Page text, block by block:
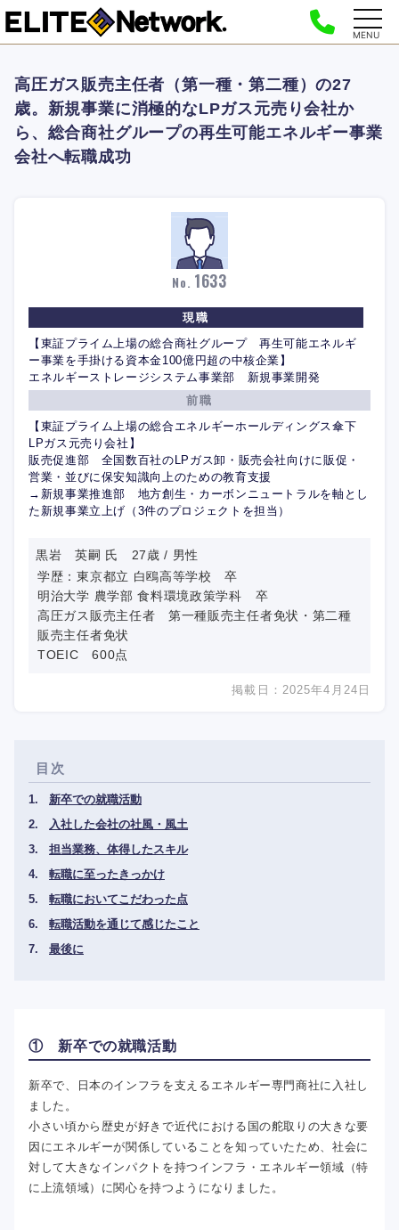
MENU
高圧ガス販売主任者（第一種・第二種）の27
歳。新規事業に消極的なLPガス元売り会社か
ら、総合商社グループの再生可能エネルギー事業
会社へ転職成功
No. 1633
現職
【東証プライム上場の総合商社グループ 再生可能エネルギ
ー事業を手掛ける資本金100億円超の中核企業】
エネルギーストレージシステム事業部 新規事業開発
前職
【東証プライム上場の総合エネルギーホールディングス傘下
LPガス元売り会社】
販売促進部 全国数百社のLPガス卸・販売会社向けに販促・
営業・並びに保安知識向上のための教育支援
→新規事業推進部 地方創生・カーボンニュートラルを軸とし
た新規事業立上げ（3件のプロジェクトを担当）
黒岩 英嗣 氏 27歳 / 男性
学歴：東京都立 白鴎高等学校 卒
明治大学 農学部 食料環境政策学科 卒
高圧ガス販売主任者 第一種販売主任者免状・第二種
販売主任者免状
TOEIC 600点
掲載日：2025年4月24日
目次
新卒での就職活動
入社した会社の社風・風土
担当業務、体得したスキル
転職に至ったきっかけ
転職においてこだわった点
転職活動を通じて感じたこと
最後に
① 新卒での就職活動
新卒で、日本のインフラを支えるエネルギー専門商社に入社し
ました。
小さい頃から歴史が好きで近代における国の舵取りの大きな要
因にエネルギーが関係していることを知っていたため、社会に
対して大きなインパクトを持つインフラ・エネルギー領域（特
に上流領域）に関心を持つようになりました。